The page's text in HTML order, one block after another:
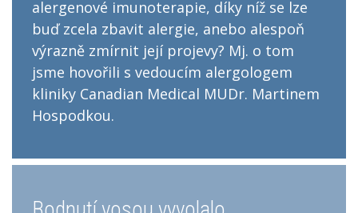
alergenové imunoterapie, díky níž se lze
buď zcela zbavit alergie, anebo alespoň
výrazně zmírnit její projevy? Mj. o tom
jsme hovořili s vedoucím alergologem
kliniky Canadian Medical MUDr. Martinem
Hospodkou.